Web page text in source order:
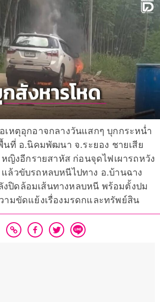
เหตุอุกอาจกลางวันแสกๆ บุกกระหน่ำ
นที่ อ.นิคมพัฒนา จ.ระยอง ชายเสีย
ญิงอีกรายสาหัส ก่อนจุดไฟเผารถหวัง
ล้วขับรถหลบหนีไปทาง อ.บ้านฉาง
งปิดล้อมเส้นทางหลบหนี พร้อมตั้งปม
ามขัดแย้งเรื่องมรดกและทรัพย์สิน